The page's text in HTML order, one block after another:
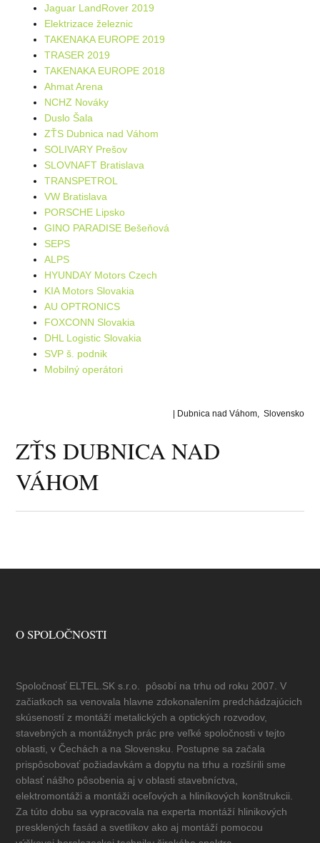
Jaguar LandRover 2019
Elektrizace železnic
TAKENAKA EUROPE 2019
TRASER 2019
TAKENAKA EUROPE 2018
Ahmat Arena
NCHZ Nováky
Duslo Šala
ZŤS Dubnica nad Váhom
SOLIVARY Prešov
SLOVNAFT Bratislava
TRANSPETROL
VW Bratislava
PORSCHE Lipsko
GINO PARADISE Bešeňová
SEPS
ALPS
HYUNDAY Motors Czech
KIA Motors Slovakia
AU OPTRONICS
FOXCONN Slovakia
DHL Logistic Slovakia
SVP š. podnik
Mobilný operátori
| Dubnica nad Váhom, Slovensko
ZŤS DUBNICA NAD
VÁHOM
O SPOLOČNOSTI
Spoločnosť ELTEL.SK s.r.o. pôsobí na trhu od roku 2007. V
začiatkoch sa venovala hlavne zdokonalením predchádzajúcich
skúseností z montáží metalických a optických rozvodov,
stavebných a montážnych prác pre veľké spoločnosti v tejto
oblasti, v Čechách a na Slovensku. Postupne sa začala
prispôsobovať požiadavkám a dopytu na trhu a rozšírili sme
oblasť nášho pôsobenia aj v oblasti stavebníctva,
elektromontáži a montáži oceľových a hliníkových konštrukcii.
Za túto dobu sa vypracovala na experta montáží hlinikových
presklených fasád a svetlíkov ako aj montáží pomocou